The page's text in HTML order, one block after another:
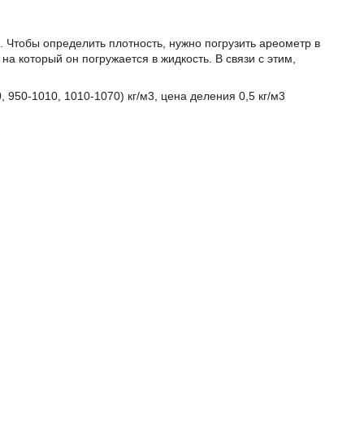
определить плотность, нужно погрузить ареометр в
который он погружается в жидкость. В связи с этим,
1010, 1010-1070) кг/м3, цена деления 0,5 кг/м3